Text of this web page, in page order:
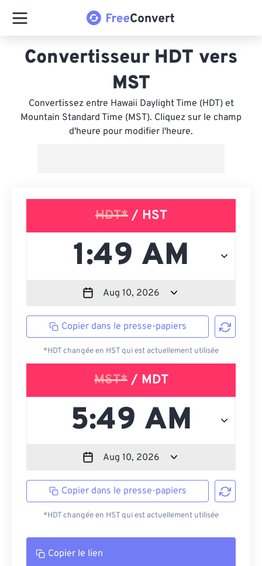
Convertisseur HDT vers
MST
Convertissez entre Hawaii Daylight Time (HDT) et
Mountain Standard Time (MST). Cliquez sur le champ
d'heure pour modifier l'heure.
HDT*/ HST
Copier dans le presse-papiers
*HDT changée en HST qui est actuellement utilisée
MST*/ MDT
Copier dans le presse-papiers
*HDT changée en HST qui est actuellement utilisée
Copier le lien